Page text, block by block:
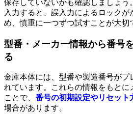
保存していないかも確認しましょう
入力すると、誤入力によるロックが
め、慎重に一つずつ試すことが大切
型番・メーカー情報から番号
る
金庫本体には、型番や製造番号がプ
れています。これらの情報をもとに
ことで、 番号の初期設定やリセット
場合があります。